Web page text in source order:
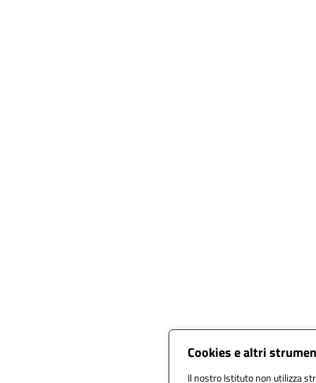
Cookies e altri
Il nostro Istituto non utilizza